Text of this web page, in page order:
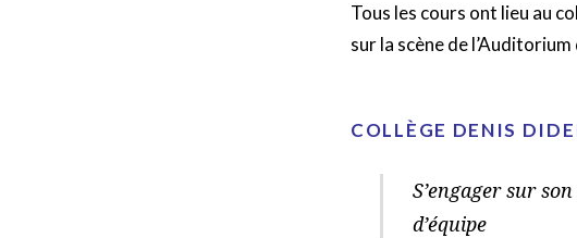
Tous les cours ont lieu au
sur la scène de
COLLÈGE DENIS
S’engager sur
d’équipe